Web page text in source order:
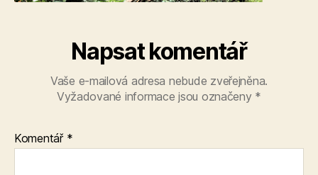
Napsat komentář
Vaše e-mailová adresa nebude zveřejněna.
Vyžadované informace jsou označeny *
Komentář *